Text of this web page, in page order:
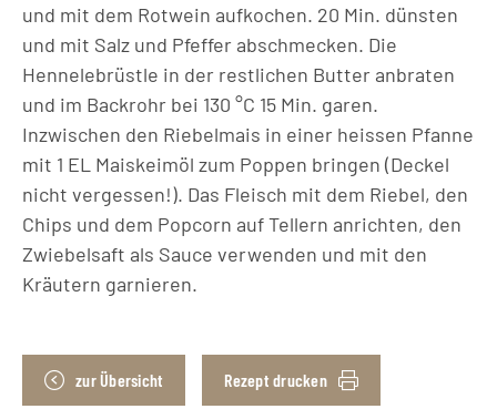
und mit dem Rotwein aufkochen. 20 Min. dünsten
und mit Salz und Pfeffer abschmecken. Die
Hennelebrüstle in der restlichen Butter anbraten
und im Backrohr bei 130 °C 15 Min. garen.
Inzwischen den Riebelmais in einer heissen Pfanne
mit 1 EL Maiskeimöl zum Poppen bringen (Deckel
nicht vergessen!). Das Fleisch mit dem Riebel, den
Chips und dem Popcorn auf Tellern anrichten, den
Zwiebelsaft als Sauce verwenden und mit den
Kräutern garnieren.
zur Übersicht Rezept drucken